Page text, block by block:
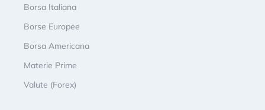
Borsa Italiana
Borse Europee
Borsa Americana
Materie Prime
Valute (Forex)